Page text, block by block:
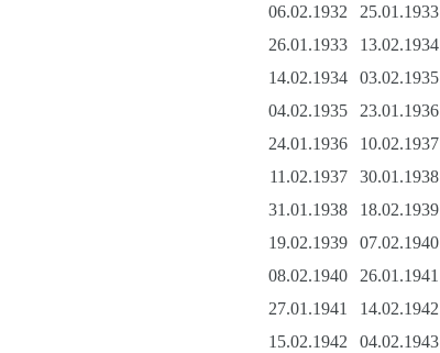
06.02.1932
25.01.1933
26.01.1933
13.02.1934
14.02.1934
03.02.1935
04.02.1935
23.01.1936
24.01.1936
10.02.1937
11.02.1937
30.01.1938
31.01.1938
18.02.1939
19.02.1939
07.02.1940
08.02.1940
26.01.1941
27.01.1941
14.02.1942
15.02.1942
04.02.1943